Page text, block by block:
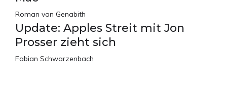
Roman van Genabith
Update: Apples Streit mit Jon
Prosser zieht sich
Fabian Schwarzenbach